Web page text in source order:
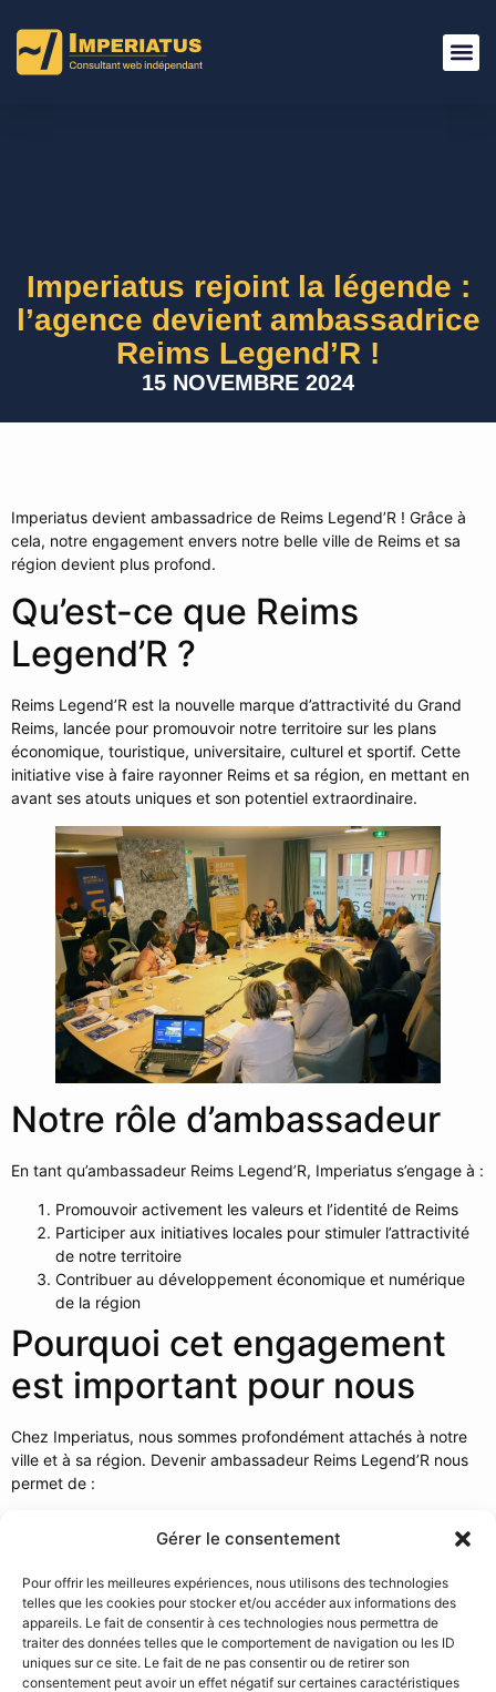
Gérer le consentement
Pour offrir les meilleures expériences, nous utilisons des technologies
telles que les cookies pour stocker et/ou accéder aux informations des
appareils. Le fait de consentir à ces technologies nous permettra de
traiter des données telles que le comportement de navigation ou les ID
uniques sur ce site. Le fait de ne pas consentir ou de retirer son
consentement peut avoir un effet négatif sur certaines caractéristiques
Imperiatus rejoint la légende :
l’agence devient ambassadrice
Reims Legend’R !
15 NOVEMBRE 2024
Imperiatus devient ambassadrice de Reims Legend’R ! Grâce à
cela, notre engagement envers notre belle ville de Reims et sa
région devient plus profond.
Qu’est-ce que Reims
Legend’R ?
Reims Legend’R est la nouvelle marque d’attractivité du Grand
Reims, lancée pour promouvoir notre territoire sur les plans
économique, touristique, universitaire, culturel et sportif. Cette
initiative vise à faire rayonner Reims et sa région, en mettant en
avant ses atouts uniques et son potentiel extraordinaire.
Notre rôle d’ambassadeur
En tant qu’ambassadeur Reims Legend’R, Imperiatus s’engage à :
Promouvoir activement les valeurs et l’identité de Reims
Participer aux initiatives locales pour stimuler l’attractivité
de notre territoire
Contribuer au développement économique et numérique
de la région
Pourquoi cet engagement
est important pour nous
Chez Imperiatus, nous sommes profondément attachés à notre
ville et à sa région. Devenir ambassadeur Reims Legend’R nous
permet de :
Participer activement au rayonnement de Reims
même vision